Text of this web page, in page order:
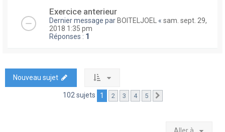
Exercice anterieur
Dernier message par BOITELJOEL « sam. sept. 29,
2018 1:35 pm
Réponses : 1
Nouveau sujet
102 sujets 1 2 3 4 5